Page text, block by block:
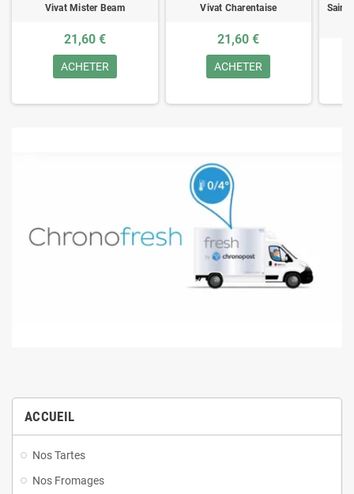
ACCUEIL
Nos Tartes
Nos Fromages
Vivat Mister Beam
21,60 €
ACHETER
Vivat Charentaise
21,60 €
ACHETER
Saint